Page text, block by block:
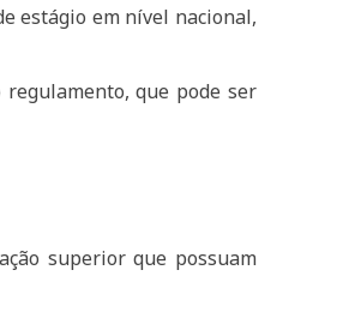
estágio em nível nacional,
que pode ser
superior que possuam